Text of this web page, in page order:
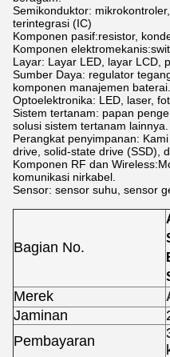
Semikonduktor:
terintegrasi (IC)
Komponen pasif:resistor,
Komponen
Layar: Layar LED, layar LCD,
Sumber Daya: regulator
komponen manajemen baterai.
Optoelektronika: LED, laser,
Sistem tertanam: papan
solusi sistem tertanam lainnya.
Perangkat penyimpanan:
drive, solid-state drive (SSD),
Komponen RF dan
komunikasi nirkabel.
Sensor: sensor suhu, sensor
Bagian No.
Merek
Jaminan
Pembayaran